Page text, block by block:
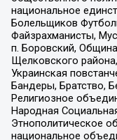
национальное
Болельщиков
Файзрахманисты,
п. Боровский,
Щелковского
Украинская
Бандеры, Братство,
Религиозное
Народная
Этнополитическое
национальное